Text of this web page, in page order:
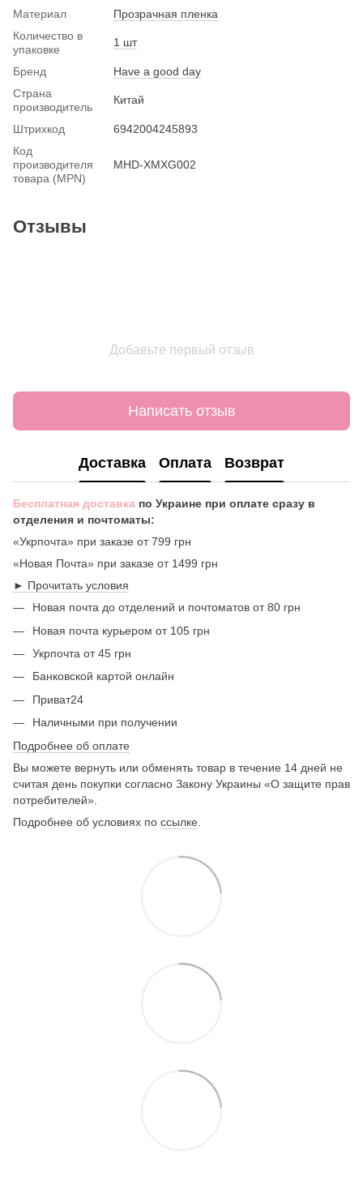
Материал
Прозрачная пленка
Количество в
упаковке
1 шт
Бренд
Have a good day
Страна
производитель
Китай
Штрихкод
6942004245893
Код
производителя
товара (MPN)
MHD-XMXG002
Отзывы
Добавьте первый отзыв
Написать отзыв
Доставка Оплата Возврат
Бесплатная доставка по Украине при оплате сразу в
отделения и почтоматы:
«Укрпочта» при заказе от 799 грн
«Новая Почта» при заказе от 1499 грн
► Прочитать условия
Новая почта до отделений и почтоматов от 80 грн
Новая почта курьером от 105 грн
Укрпочта от 45 грн
Банковской картой онлайн
Приват24
Наличными при получении
Подробнее об оплате
Вы можете вернуть или обменять товар в течение 14 дней не
считая день покупки согласно Закону Украины «О защите прав
потребителей».
Подробнее об условиях по ссылке